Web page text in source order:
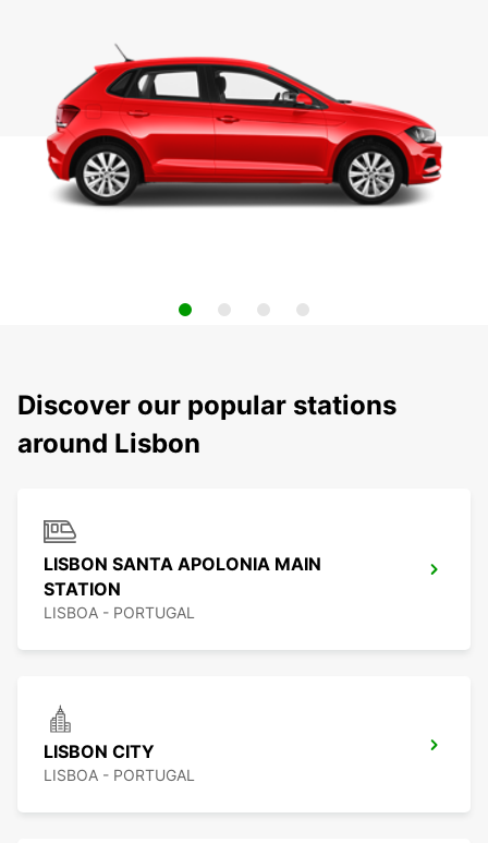
Discover our popular stations
around Lisbon
LISBON SANTA APOLONIA MAIN
STATION
LISBOA - PORTUGAL
LISBON CITY
LISBOA - PORTUGAL